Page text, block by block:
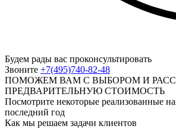
Будем рады вас проконсультировать
Звоните +7(495)740-82-48
ПОМОЖЕМ ВАМ С ВЫБОРОМ И
ПРЕДВАРИТЕЛЬНУЮ СТОИМОСТЬ
Посмотрите некоторые реализованные
последний год
Как мы решаем задачи клиентов